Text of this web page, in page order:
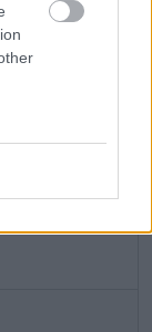
nr 41, s.